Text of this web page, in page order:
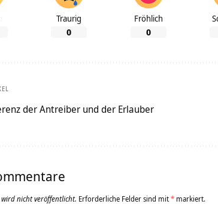
Traurig
0
Fröhlich
0
der Antreiber und der Erlauber
wird nicht veröffentlicht. Erforderliche Felder sind mit* markiert.